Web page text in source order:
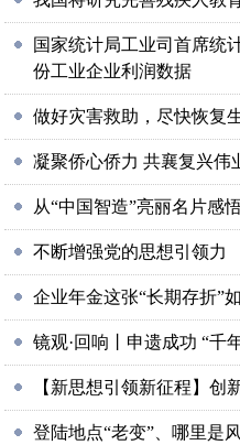
国家统计局工业司首席统
份工业企业利润数据
做好灾害救助，尽快恢复
凝聚侨心侨力 共襄复兴
从“中国智造”亮丽名片感
不断增强党的思想引领力
企业年金这张“长期存折”
镜观·回响丨申遗成功 “千
【新思想引领新征程】创
登陆地点“老变”、哪里是